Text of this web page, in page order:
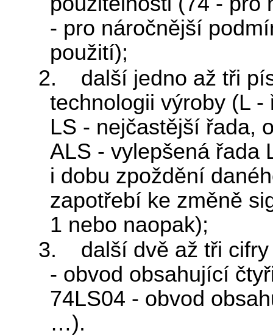
- pro náročnější
použití);
2. další jedno až tři
technologii výroby (L
LS - nejčastější řada,
ALS - vylepšená
i dobu zpoždění
zapotřebí ke změně
1 nebo naopak);
3. další dvě až tři cifry
- obvod obsahující
74LS04 - obvod
…).